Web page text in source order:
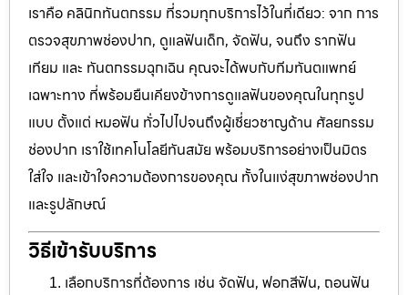
เราคือ คลินิกทันตกรรม ที่รวมทุกบริการไว้ในที่เดียว: จาก การ
ตรวจสุขภาพช่องปาก, ดูแลฟันเด็ก, จัดฟัน, จนถึง รากฟัน
เทียม และ ทันตกรรมฉุกเฉิน คุณจะได้พบกับทีมทันตแพทย์
เฉพาะทาง ที่พร้อมยืนเคียงข้างการดูแลฟันของคุณในทุกรูป
แบบ ตั้งแต่ หมอฟัน ทั่วไปไปจนถึงผู้เชี่ยวชาญด้าน ศัลยกรรม
ช่องปาก เราใช้เทคโนโลยีทันสมัย พร้อมบริการอย่างเป็นมิตร
ใส่ใจ และเข้าใจความต้องการของคุณ ทั้งในแง่สุขภาพช่องปาก
และรูปลักษณ์
วิธีเข้ารับบริการ
เลือกบริการที่ต้องการ เช่น จัดฟัน, ฟอกสีฟัน, ถอนฟัน